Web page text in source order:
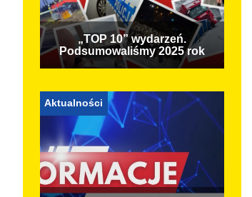
„TOP 10” wydarzeń.
Podsumowaliśmy 2025 rok
Aktualności